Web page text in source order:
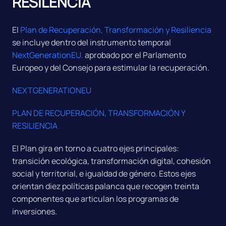
El Plan de Recuperación, Transformación y Resiliencia
se incluye dentro del instrumento temporal
NextGenerationEU.aprobado por el Parlamento
Europeo y del Consejo para estimular la recuperación.
NEXTGENERATIONEU
PLAN DE RECUPERACIÓN, TRANSFORMACIÓN Y
RESILIENCIA
El Plan gira en torno a cuatro ejes principales:
transición ecológica, transformación digital, cohesión
social y territorial, e igualdad de género. Estos ejes
orientan diez políticas palanca que recogen treinta
componentes que articulan los programas de
inversiones.